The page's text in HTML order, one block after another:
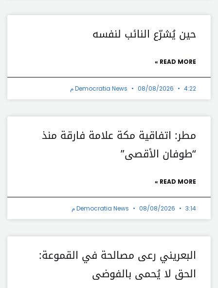
حين يُشرّع النائب لنفسه
READ MORE »
Democratia News 08/08/2026 4:22 م
مطر: اتفاقية مكة علامة فارقة منذ
“طوفان الأقصى”
READ MORE »
Democratia News 08/08/2026 3:14 م
البعريني رعى مصالحة في القموعة:
الحق لا يُحمى بالفوضى